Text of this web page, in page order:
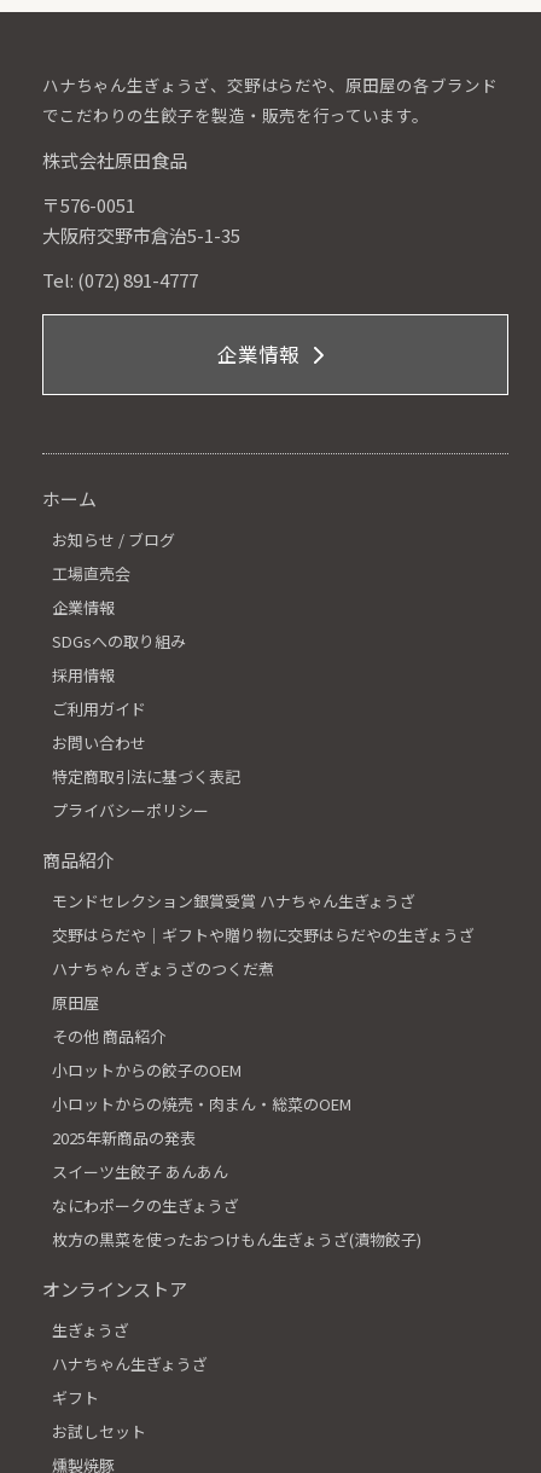
ハナちゃん生ぎょうざ、交野はらだや、原田屋の各ブランド
でこだわりの生餃子を製造・販売を行っています。
株式会社原田食品
〒576-0051
大阪府交野市倉治5-1-35
Tel: (072) 891-4777
企業情報
ホーム
お知らせ / ブログ
工場直売会
企業情報
SDGsへの取り組み
採用情報
ご利用ガイド
お問い合わせ
特定商取引法に基づく表記
プライバシーポリシー
商品紹介
モンドセレクション銀賞受賞 ハナちゃん生ぎょうざ
交野はらだや│ギフトや贈り物に交野はらだやの生ぎょうざ
ハナちゃん ぎょうざのつくだ煮
原田屋
その他 商品紹介
小ロットからの餃子のOEM
小ロットからの焼売・肉まん・総菜のOEM
2025年新商品の発表
スイーツ生餃子 あんあん
なにわポークの生ぎょうざ
枚方の黒菜を使ったおつけもん生ぎょうざ(漬物餃子)
オンラインストア
生ぎょうざ
ハナちゃん生ぎょうざ
ギフト
お試しセット
燻製焼豚